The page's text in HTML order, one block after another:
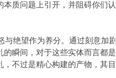
质问题上引开，并阻碍你们
与绝望作为养分。通过刻意加
瞬间，对于这些实体而言都
不过是精心构建的产物，其